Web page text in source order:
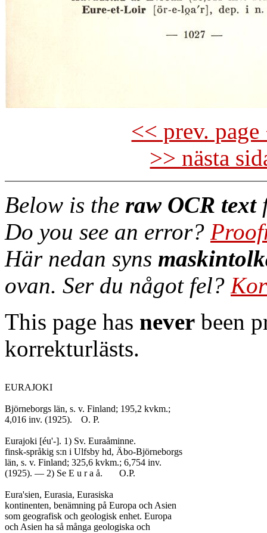
<< prev.
>> nästa
Below is the raw OCR text
Do you see an error?
Här nedan syns
ovan. Ser du något fel?
This page has never been
korrekturlästs.
EURAJOKI
Björneborgs län, s. v. Finland; 195,2 kvkm.;
4,016 inv. (1925).	O. P.
Eurajoki [éu'-]. 1) Sv. Euraåminne.
finsk-språkig s:n i Ulfsby hd, Äbo-Björneborgs
län, s. v. Finland; 325,6 kvkm.; 6,754 inv.
(1925). — 2) Se E u r a å.	O.P.
Eura'sien, Eurasia, Eurasiska
kontinenten, benämning på Europa och Asien
som geografisk och geologisk enhet. Europa
och Asien ha så många geologiska och